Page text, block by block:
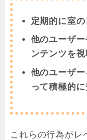
定期的に室
他のユーザ
ンテンツを
他のユーザ
って積極的
これらの行為がレ